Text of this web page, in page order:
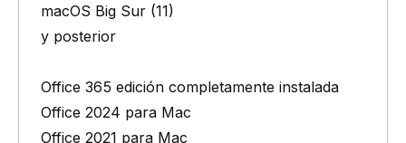
macOS Big Sur (11)
y posterior
Office 365 edición completamente instalada
Office 2024 para Mac
Office 2021 para Mac